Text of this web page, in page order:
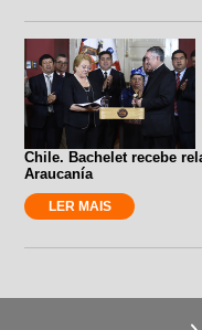
Chile. Bachelet recebe
Araucanía
LER MAIS